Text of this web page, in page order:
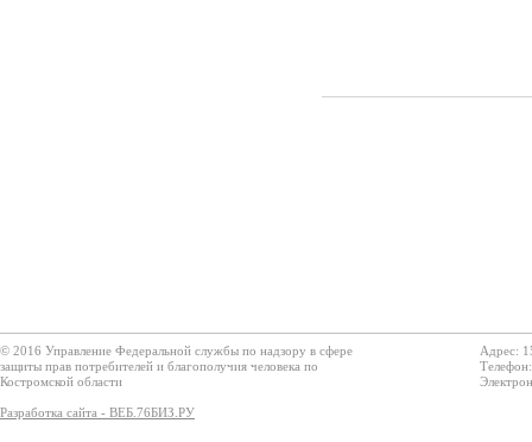
© 2016 Управление Федеральной службы по надзору в сфере
защиты прав потребителей и благополучия человека по
Костромской области
Разработка сайта - ВЕБ.76БИЗ.РУ
Адрес: